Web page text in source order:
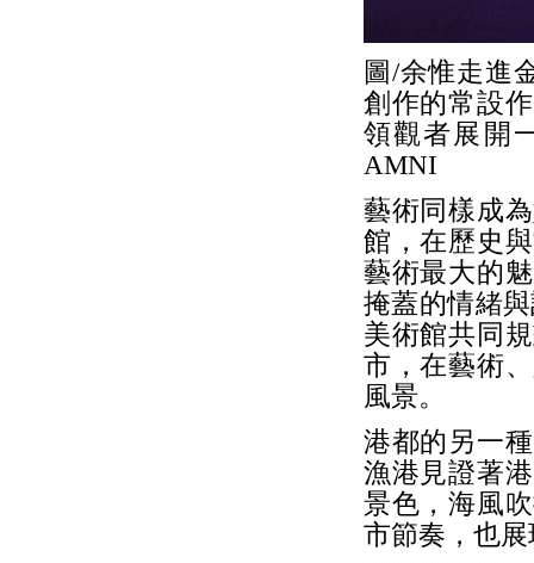
圖/余惟走進
創作的常設
領觀者展開
AMNI
藝術同樣成
館，在歷史
藝術最大的
掩蓋的情緒
美術館共同
市，在藝術
風景。
港都的另一
漁港見證著
景色，海風
市節奏，也